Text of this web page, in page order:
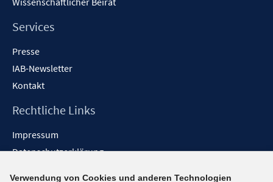
Services
Presse
IAB-Newsletter
Kontakt
Rechtliche Links
Impressum
Datenschutzerklärung
Verwendung von Cookies und anderen Technologien